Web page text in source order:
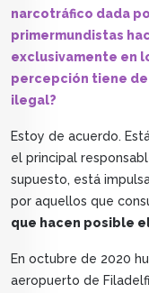
narcotráfico dada
primermundistas
exclusivamente en
percepción tiene
ilegal?
Estoy de acuerdo.
el principal
supuesto, está
por aquellos que
que hacen posible
En octubre de 2020
aeropuerto de